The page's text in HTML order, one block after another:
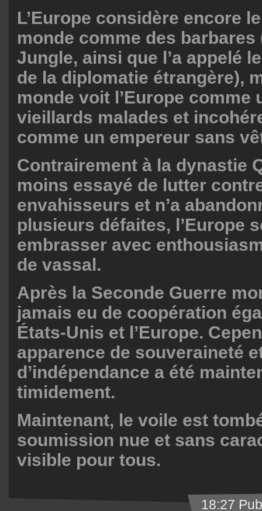
L’Europe considère encore
monde comme des barbares
Jungle, ainsi que l’a appelé
de la diplomatie étrangère),
monde voit l’Europe comme
vieillards malades et
comme un empereur sans
Contrairement à la dynastie
moins essayé de lutter
envahisseurs et n’a
plusieurs défaites, l’Europe
embrasser avec
de vassal.
Après la Seconde Guerre
jamais eu de coopération
États-Unis et l’Europe.
apparence de souveraineté
d’indépendance a été
timidement.
Maintenant, le voile est
soumission nue et sans
visible pour tous.
18:27